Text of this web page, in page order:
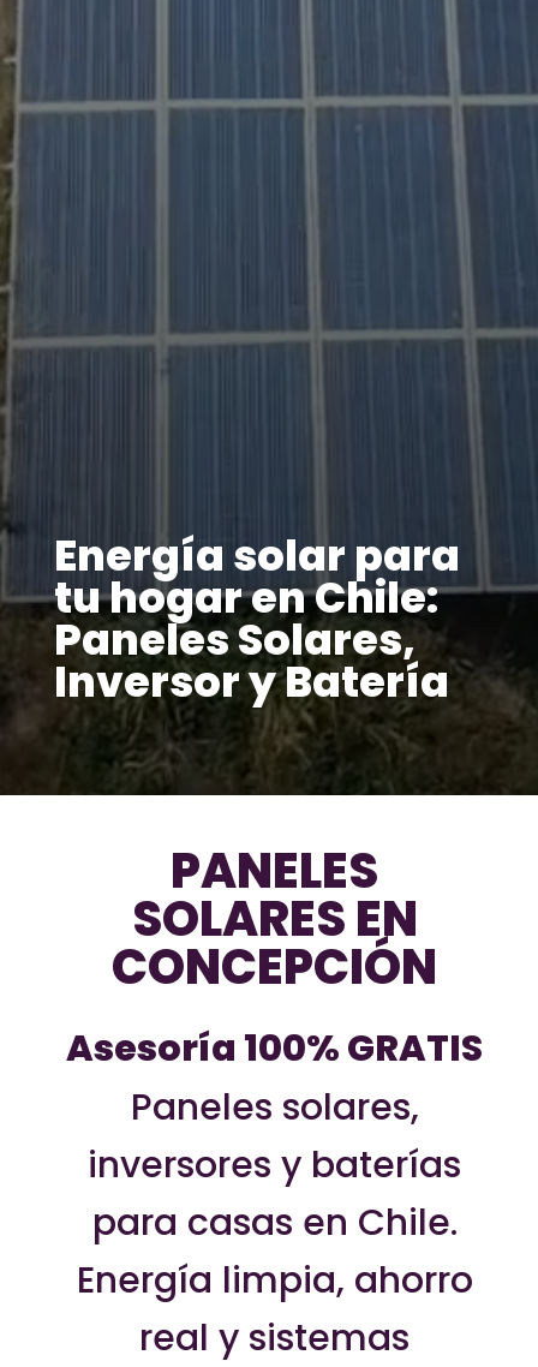
Energía solar para
tu hogar en Chile:
Paneles Solares,
Inversor y Batería
PANELES
SOLARES EN
CONCEPCIÓN
Asesoría 100% GRATIS
Paneles solares,
inversores y baterías
para casas en Chile.
Energía limpia, ahorro
real y sistemas